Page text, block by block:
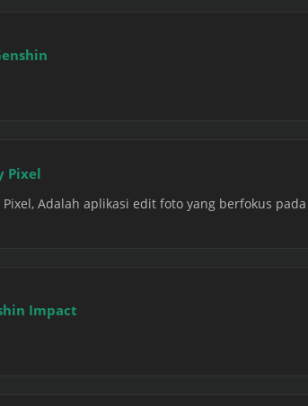
Pixel
Pixel, Adalah aplikasi edit foto yang berfokus
Impact